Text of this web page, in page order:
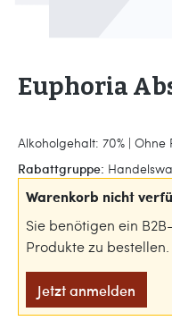
Euphoria
Alkoholgehalt: 70% |
Rabattgruppe:
Warenkorb nicht
Sie benötigen ein
Produkte zu bestellen.
Jetzt anmelden